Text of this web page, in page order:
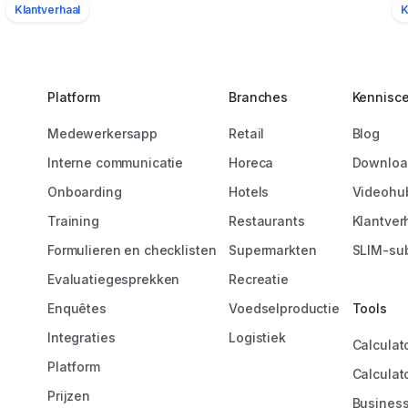
80
aan het succes
Poncia-Kilsdonk
& Development Manager
Klantverhaal Medewerkers
verbeterde
medewerkers
impact op onze
kunnen
ervaring bieden
Platform
Medewerkersapp
Interne communicatie
Onboarding
Training
Formulieren en checklisten
Evaluatiegesprekken
Enquêtes
Integraties
Platform
Prijzen
Branches
Retail
Horeca
Hotels
Restaurants
Supermarkten
Recreatie
Voedselproductie
Logistiek
Blog
SLIM-
Tools